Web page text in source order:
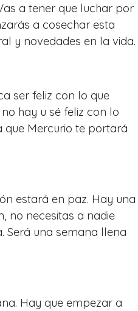
a tener que luchar por
a cosechar esta
y novedades en la vida.
ser feliz con lo que
hay u sé feliz con lo
que Mercurio te portará
estará en paz. Hay una
no necesitas a nadie
Será una semana llena
Hay que empezar a